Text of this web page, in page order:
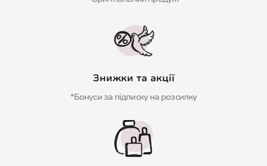
Знижки та акції
*Бонуси за підписку на розсилку